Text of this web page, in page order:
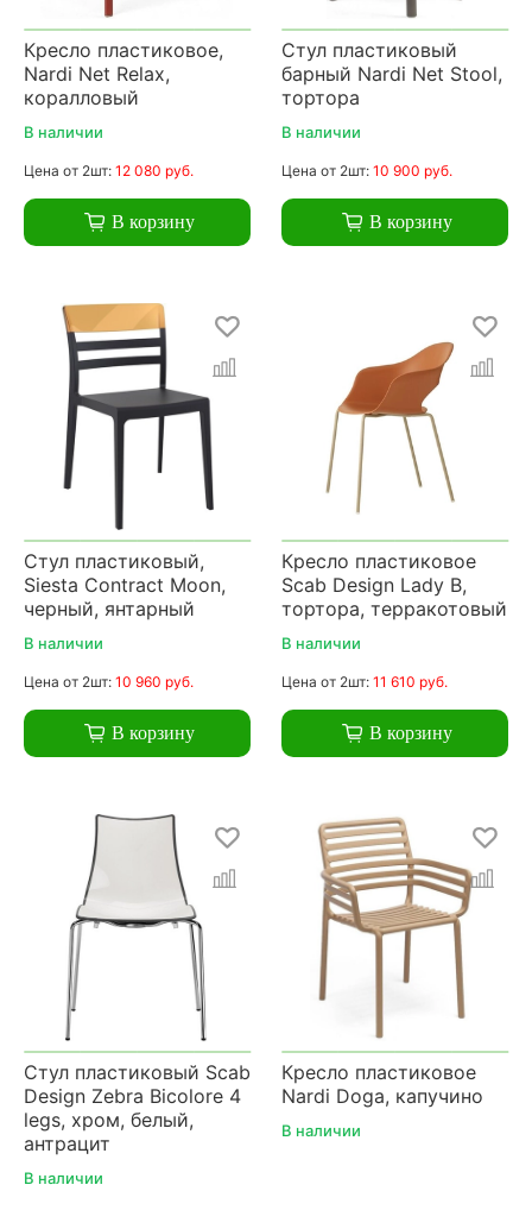
Кресло пластиковое,
Nardi Net Relax,
коралловый
В наличии
Цена от 2шт: 12 080 руб.
В корзину
Стул пластиковый
барный Nardi Net Stool,
тортора
В наличии
Цена от 2шт: 10 900 руб.
В корзину
Стул пластиковый,
Siesta Contract Moon,
черный, янтарный
В наличии
Цена от 2шт: 10 960 руб.
В корзину
Кресло пластиковое
Scab Design Lady B,
тортора, терракотовый
В наличии
Цена от 2шт: 11 610 руб.
В корзину
Стул пластиковый Scab
Design Zebra Bicolore 4
legs, хром, белый,
антрацит
В наличии
Кресло пластиковое
Nardi Doga, капучино
В наличии